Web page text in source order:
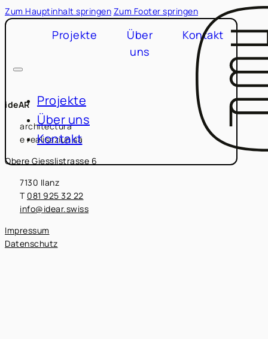
Zum Hauptinhalt springen Zum Footer springen
Projekte
Über
uns
Kontakt
Projekte
Über uns
Kontakt
ideAR
architectura
e realisaziun sa
Obere Giesslistrasse 6
7130 Ilanz
T 081 925 32 22
info@idear.swiss
Impressum
Datenschutz